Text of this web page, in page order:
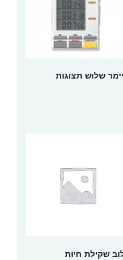
שלוש תצוגות
שקילת חיות